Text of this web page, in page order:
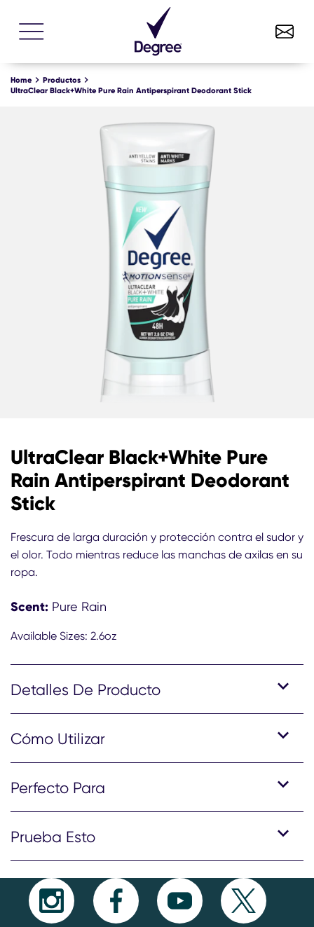
Home
Productos
UltraClear Black+White Pure Rain Antiperspirant Deodorant Stick
UltraClear Black+White Pure Rain Antiperspirant
UltraClear Black+White Pure
Rain Antiperspirant Deodorant
Stick
Frescura de larga duración y protección contra el sudor y
el olor. Todo mientras reduce las manchas de axilas en su
ropa.
Scent: Pure Rain
Available Sizes: 2.6oz
Detalles De Producto
Cómo Utilizar
Perfecto Para
Prueba Esto